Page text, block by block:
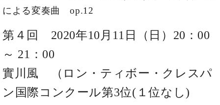
ミ
ー
ホ
ン
プ
ご案
(PDF)
問
い
合
わ
せ
による変奏曲 op.12
第４回 2020年10月11日（日）20：00
～ 21：00
實川風 （ロン・ティボー・クレスパ
ン国際コンクール第3位(１位なし)